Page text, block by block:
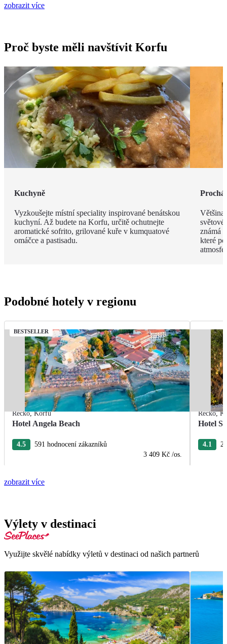
zobrazit více
Proč byste měli navštívit Korfu
Kuchyně
Vyzkoušejte místní speciality inspirované benátskou
kuchyní. Až budete na Korfu, určitě ochutnejte
aromatické sofrito, grilované kuře v kumquatové
omáčce a pastisadu.
Většina
známá
které
Podobné hotely v regionu
BESTSELLER
Řecko,Korfu
Hotel Angela Beach
4.5
591 hodnocení zákazníků
3 409 Kč /os.
Řecko,
Hotel
4.1
zobrazit více
Výlety v destinaci
Využijte skvělé nabídky výletů v destinaci od našich partnerů